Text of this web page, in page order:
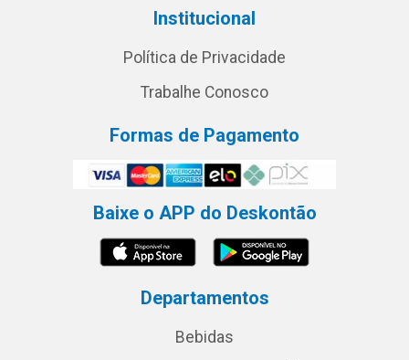
Institucional
Política de Privacidade
Trabalhe Conosco
Formas de Pagamento
Baixe o APP do Deskontão
Departamentos
Bebidas